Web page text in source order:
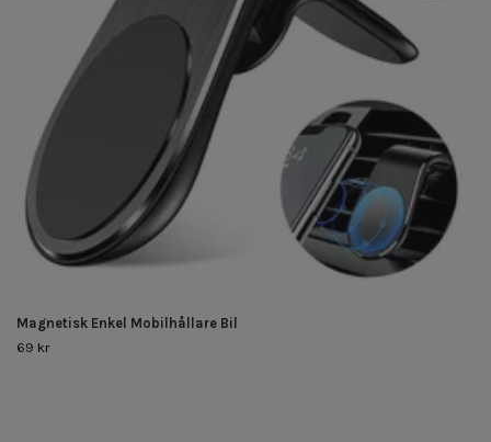
Magnetisk Enkel Mobilhållare Bil
69 kr